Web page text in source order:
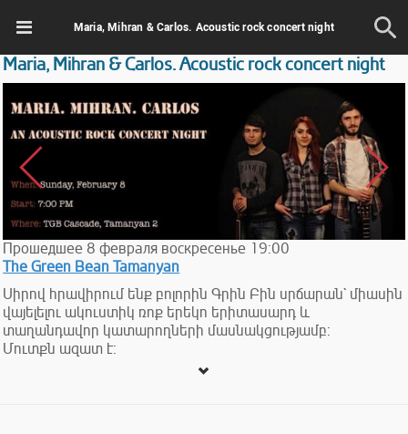
Maria, Mihran & Carlos. Acoustic rock concert night
Maria, Mihran & Carlos. Acoustic rock concert night
Прошедшее 8 февраля воскресенье 19:00
The Green Bean Tamanyan
Սիրով հրավիրում ենք բոլորին Գրին Բին սրճարան` միասին
վայելելու ակուստիկ ռոք երեկո երիտասարդ և
տաղանդավոր կատարողների մասնակցությամբ:
Մուտքն ազատ է: